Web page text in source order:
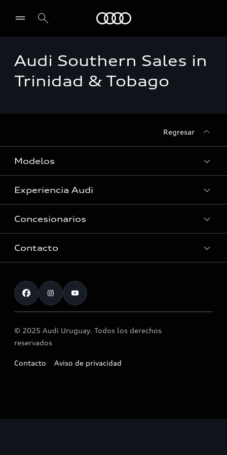
Select dealer
Audi Southern Sales in
Trinidad & Tobago
Regresar
Modelos
Ver Modelos
Experiencia Audi
Historia
Tecnologia quattro®
Audi Motorsport
Noticias
Concesionarios
Audi Zentrum Montevideo
Accesorios originales Audi®
Atención al cliente
Llamado a revisión airbag Takata
Contacto
Atención al cliente
© 2025 Audi Uruguay. Todos los derechos
reservados
Contacto Aviso de privacidad